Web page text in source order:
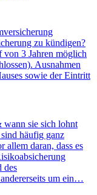
zu kündigen?
von 3 Jahren möglich
Ausnahmen
sowie der Eintritt
wann sie sich lohnt
häufig ganz
allem daran, dass es
des
um ein…